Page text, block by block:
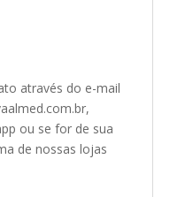
através do e-mail
ou se for de sua
de nossas lojas